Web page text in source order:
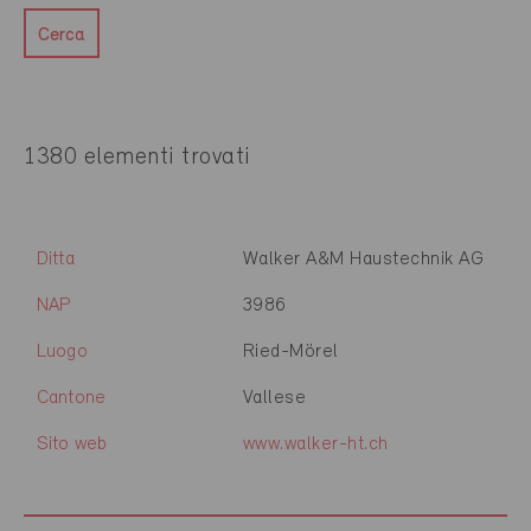
Cerca
1380 elementi trovati
Ditta Walker A&M Haustechnik AG
NAP 3986
Luogo Ried-Mörel
Cantone Vallese
Sito web www.walker-ht.ch